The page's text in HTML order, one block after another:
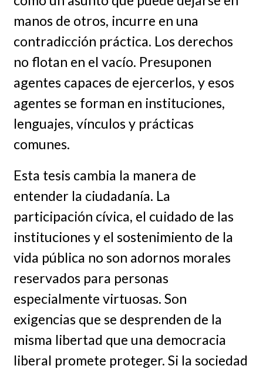
manos de otros, incurre en una
contradicción práctica. Los derechos
no flotan en el vacío. Presuponen
agentes capaces de ejercerlos, y esos
agentes se forman en instituciones,
lenguajes, vínculos y prácticas
comunes.
Esta tesis cambia la manera de
entender la ciudadanía. La
participación cívica, el cuidado de las
instituciones y el sostenimiento de la
vida pública no son adornos morales
reservados para personas
especialmente virtuosas. Son
exigencias que se desprenden de la
misma libertad que una democracia
liberal promete proteger. Si la sociedad